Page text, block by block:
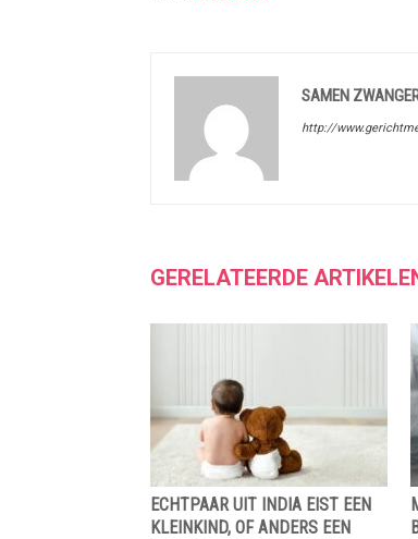
SAMEN
http://
GERELATEERDE
ECHTPAAR UIT INDIA EIST EEN
KLEINKIND, OF ANDERS EEN